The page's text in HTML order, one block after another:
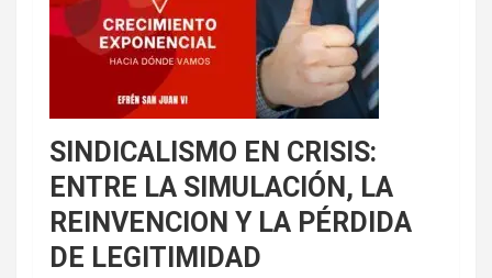
SINDICALISMO EN CRISIS:
ENTRE LA SIMULACIÓN, LA
REINVENCION Y LA PÉRDIDA
DE LEGITIMIDAD